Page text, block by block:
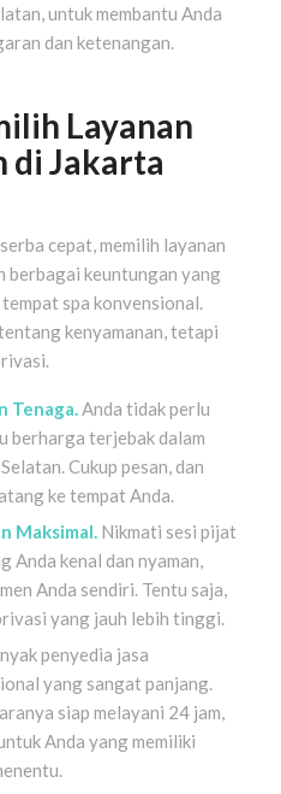
untuk membantu Anda
dan ketenangan.
Layanan
di Jakarta
cepat, memilih layanan
berbagai keuntungan yang
spa konvensional.
kenyamanan, tetapi
Tenaga.Anda tidak perlu
berharga terjebak dalam
Cukup pesan, dan
ke tempat Anda.
Maksimal.Nikmati sesi pijat
Anda kenal dan nyaman,
Anda sendiri. Tentu saja,
yang jauh lebih tinggi.
penyedia jasa
yang sangat panjang.
siap melayani 24 jam,
Anda yang memiliki